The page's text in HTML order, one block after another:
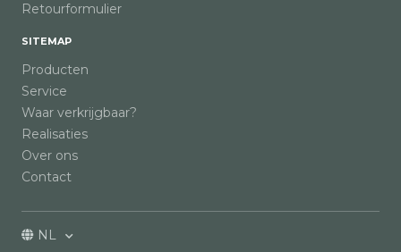
Retourformulier
SITEMAP
Producten
Service
Waar verkrijgbaar?
Realisaties
Over ons
Contact
NL